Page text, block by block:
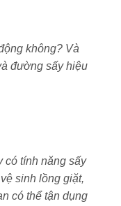
White) – tạo cảm
nội thất hiện đại
đồ và cải thiện
đảo đều hơn
không? Và
đường sấy hiệu
có tính năng sấy
sinh lồng giặt,
có thể tận dụng